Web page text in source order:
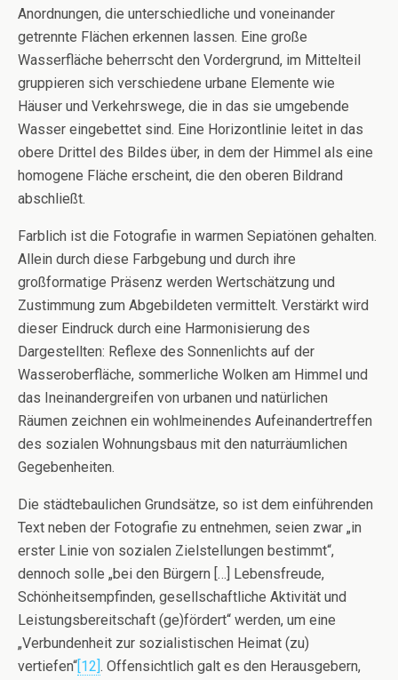
Anordnungen, die unterschiedliche und voneinander
getrennte Flächen erkennen lassen. Eine große
Wasserfläche beherrscht den Vordergrund, im Mittelteil
gruppieren sich verschiedene urbane Elemente wie
Häuser und Verkehrswege, die in das sie umgebende
Wasser eingebettet sind. Eine Horizontlinie leitet in das
obere Drittel des Bildes über, in dem der Himmel als eine
homogene Fläche erscheint, die den oberen Bildrand
abschließt.
Farblich ist die Fotografie in warmen Sepiatönen gehalten.
Allein durch diese Farbgebung und durch ihre
großformatige Präsenz werden Wertschätzung und
Zustimmung zum Abgebildeten vermittelt. Verstärkt wird
dieser Eindruck durch eine Harmonisierung des
Dargestellten: Reflexe des Sonnenlichts auf der
Wasseroberfläche, sommerliche Wolken am Himmel und
das Ineinandergreifen von urbanen und natürlichen
Räumen zeichnen ein wohlmeinendes Aufeinandertreffen
des sozialen Wohnungsbaus mit den naturräumlichen
Gegebenheiten.
Die städtebaulichen Grundsätze, so ist dem einführenden
Text neben der Fotografie zu entnehmen, seien zwar „in
erster Linie von sozialen Zielstellungen bestimmt“,
dennoch solle „bei den Bürgern […] Lebensfreude,
Schönheitsempfinden, gesellschaftliche Aktivität und
Leistungsbereitschaft (ge)fördert“ werden, um eine
„Verbundenheit zur sozialistischen Heimat (zu)
vertiefen“[12]. Offensichtlich galt es den Herausgebern,